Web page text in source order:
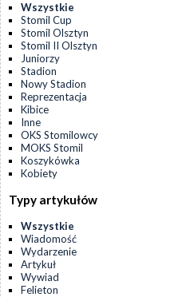
Wszystkie
Stomil Cup
Stomil Olsztyn
Stomil II Olsztyn
Juniorzy
Stadion
Nowy Stadion
Reprezentacja
Kibice
Inne
OKS Stomilowcy
MOKS Stomil
Koszykówka
Kobiety
Typy artykułów
Wszystkie
Wiadomość
Wydarzenie
Artykuł
Wywiad
Felieton